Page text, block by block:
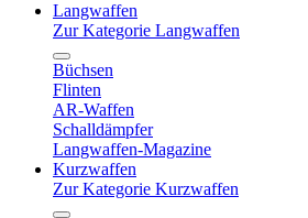
Langwaffen
Zur Kategorie Langwaffen
Büchsen
Flinten
AR-Waffen
Schalldämpfer
Langwaffen-Magazine
Kurzwaffen
Zur Kategorie Kurzwaffen